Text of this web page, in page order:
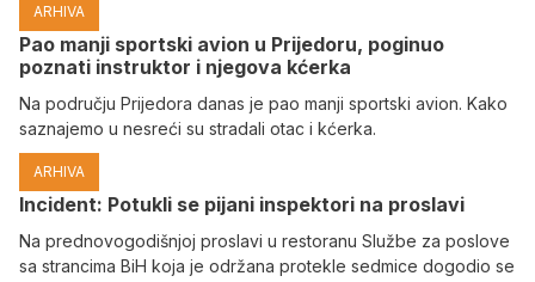
ARHIVA
Pao manji sportski avion u Prijedoru, poginuo
poznati instruktor i njegova kćerka
Na području Prijedora danas je pao manji sportski avion. Kako
saznajemo u nesreći su stradali otac i kćerka.
ARHIVA
Incident: Potukli se pijani inspektori na proslavi
Na prednovogodišnjoj proslavi u restoranu Službe za poslove
sa strancima BiH koja je održana protekle sedmice dogodio se